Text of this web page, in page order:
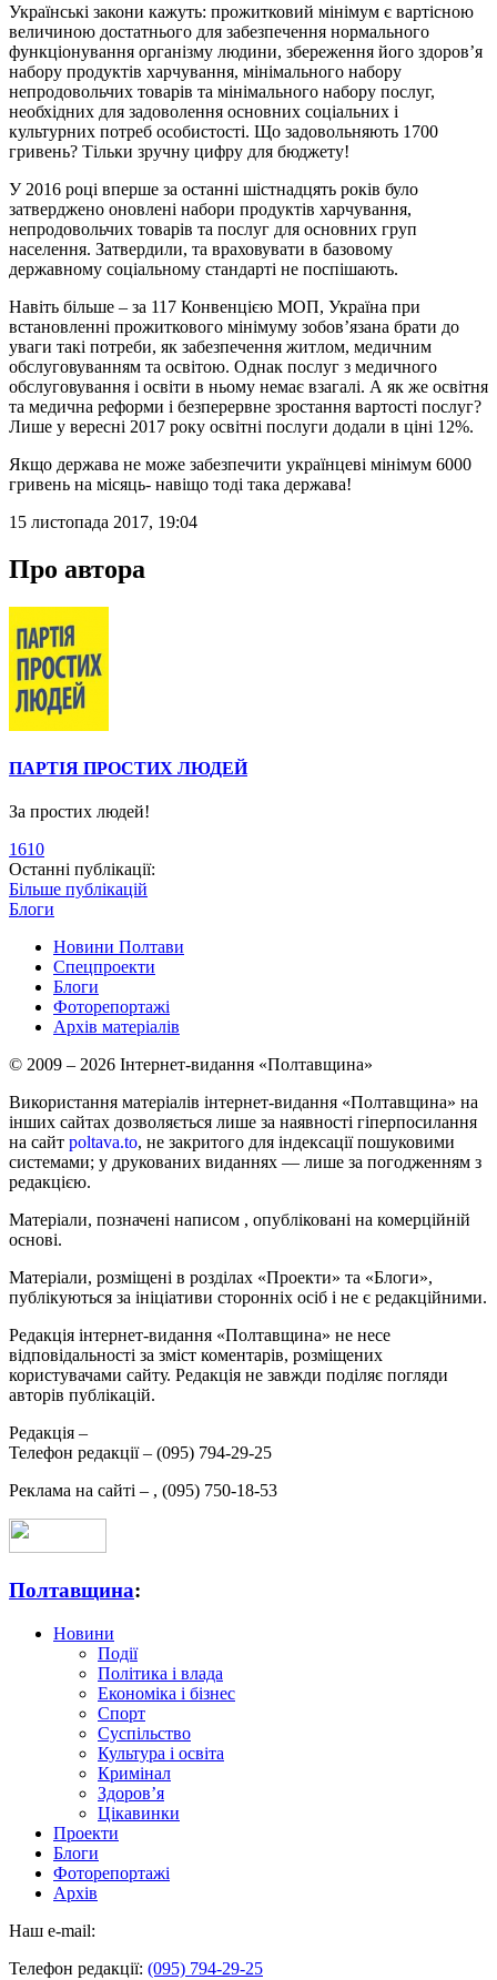
Українські закони кажуть: прожитковий мінімум є вартісною
величиною достатнього для забезпечення нормального
функціонування організму людини, збереження його здоров’я
набору продуктів харчування, мінімального набору
непродовольчих товарів та мінімального набору послуг,
необхідних для задоволення основних соціальних і
культурних потреб особистості. Що задовольняють 1700
гривень? Тільки зручну цифру для бюджету!
У 2016 році вперше за останні шістнадцять років було
затверджено оновлені набори продуктів харчування,
непродовольчих товарів та послуг для основних груп
населення. Затвердили, та враховувати в базовому
державному соціальному стандарті не поспішають.
Навіть більше – за 117 Конвенцією МОП, Україна при
встановленні прожиткового мінімуму зобов’язана брати до
уваги такі потреби, як забезпечення житлом, медичним
обслуговуванням та освітою. Однак послуг з медичного
обслуговування і освіти в ньому немає взагалі. А як же освітня
та медична реформи і безперервне зростання вартості послуг?
Лише у вересні 2017 року освітні послуги додали в ціні 12%.
Якщо держава не може забезпечити українцеві мінімум 6000
гривень на місяць- навіщо тоді така держава!
15 листопада 2017, 19:04
Про автора
ПАРТІЯ ПРОСТИХ ЛЮДЕЙ
За простих людей!
1610
Останні публікації:
Більше публікацій
Блоги
Новини Полтави
Спецпроекти
Блоги
Фоторепортажі
Архів матеріалів
© 2009 – 2026 Інтернет-видання «Полтавщина»
Використання матеріалів інтернет-видання «Полтавщина» на
інших сайтах дозволяється лише за наявності гіперпосилання
на сайт poltava.to, не закритого для індексації пошуковими
системами; у друкованих виданнях — лише за погодженням з
редакцією.
Матеріали, позначені написом , опубліковані на комерційній
основі.
Матеріали, розміщені в розділах «Проекти» та «Блоги»,
публікуються за ініціативи сторонніх осіб і не є редакційними.
Редакція інтернет-видання «Полтавщина» не несе
відповідальності за зміст коментарів, розміщених
користувачами сайту. Редакція не завжди поділяє погляди
авторів публікацій.
Редакція –
Телефон редакції – (095) 794-29-25
Реклама на сайті – , (095) 750-18-53
Полтавщина:
Новини
Події
Політика і влада
Економіка і бізнес
Спорт
Суспільство
Культура і освіта
Кримінал
Здоров’я
Цікавинки
Проекти
Блоги
Фоторепортажі
Архів
Наш e-mail:
Телефон редакції: (095) 794-29-25